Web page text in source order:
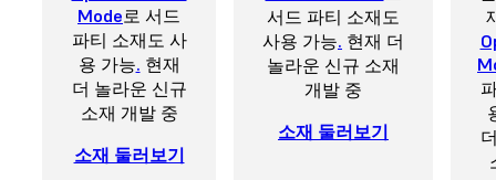
Mode 로 서드
파티 소재도 사
용 가능. 현재
더 놀라운 신규
소재 개발 중
소재 둘러보기
서드 파티 소재도
사용 가능. 현재 더
놀라운 신규 소재
개발 중
소재 둘러보기